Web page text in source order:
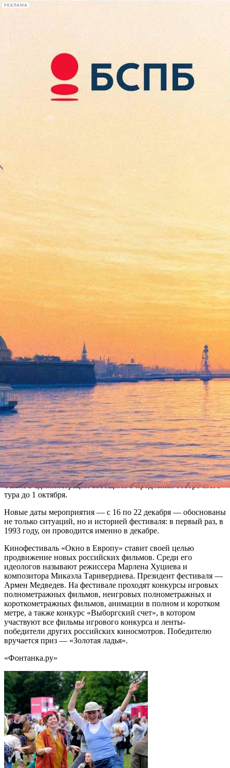
РЕКЛАМА
Сегодня:
2026.08.08
07:30
Афиша Plus
«Окно в Европу» «прорубят»
в декабре — выборгский
киносмотр проведут, когда
утихнет вирус
Версия для печати
Фестиваль российского кино «Окно в Европу», традиционно
проходящий в Выборге летом, переносится на декабрь.
Информация об этом появилась 2 июня в группе фестиваля.
«Из-за вынужденных карантинных мер и многие
кинокомпании не смогли вовремя завершить работу над
проектами, — аргументировали организаторы свое решение.
— Но к декабрю, мы надеемся, все невзгоды будут уже
позади, вирус утихнет, а фильмы будут завершены».
Также в администрации сообщили о продлении отборочного
тура до 1 октября.
Новые даты мероприятия — с 16 по 22 декабря — обоснованы
не только ситуаций, но и историей фестиваля: в первый раз, в
1993 году, он проводится именно в декабре.
Кинофестиваль «Окно в Европу» ставит своей целью
продвижение новых российских фильмов. Среди его
идеологов называют режиссера Марлена Хуциева и
композитора Микаэла Таривердиева. Президент фестиваля —
Армен Медведев. На фестивале проходят конкурсы игровых
полнометражных фильмов, неигровых полнометражных и
короткометражных фильмов, анимации в полном и коротком
метре, а также конкурс «Выборгский счет», в котором
участвуют все фильмы игрового конкурса и ленты-
победители других российских киносмотров. Победителю
вручается приз — «Золотая ладья».
«Фонтанка.ру»